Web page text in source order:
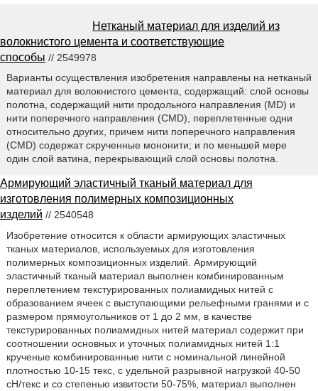
Нетканый материал для изделий из
волокнистого цемента и соответствующие
способы // 2549978
Варианты осуществления изобретения направлены на нетканый
материал для волокнистого цемента, содержащий: слой основы
полотна, содержащий нити продольного направления (MD) и
нити поперечного направления (CMD), переплетенные одни
относительно других, причем нити поперечного направления
(CMD) содержат скрученные мононити; и по меньшей мере
один слой ватина, перекрывающий слой основы полотна.
Армирующий эластичный тканый материал для
изготовления полимерных композиционных
изделий // 2540548
Изобретение относится к области армирующих эластичных
тканых материалов, используемых для изготовления
полимерных композиционных изделий. Армирующий
эластичный тканый материал выполнен комбинированным
переплетением текстурированных полиамидных нитей с
образованием ячеек с выступающими рельефными гранями и с
размером прямоугольников от 1 до 2 мм, в качестве
текстурированных полиамидных нитей материал содержит при
соотношении основных и уточных полиамидных нитей 1:1
крученые комбинированные нити с номинальной линейной
плотностью 10-15 текс, с удельной разрывной нагрузкой 40-50
сН/текс и со степенью извитости 50-75%, материал выполнен